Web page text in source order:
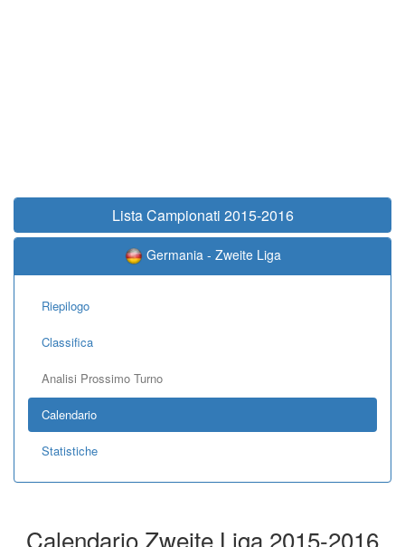
Lista Campionati 2015-2016
Germania - Zweite Liga
Riepilogo
Classifica
Analisi Prossimo Turno
Calendario
Statistiche
Calendario Zweite Liga 2015-2016